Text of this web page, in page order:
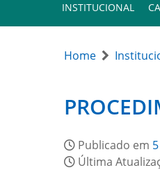
INSTITUCIONAL
Home
Publicado em
Última